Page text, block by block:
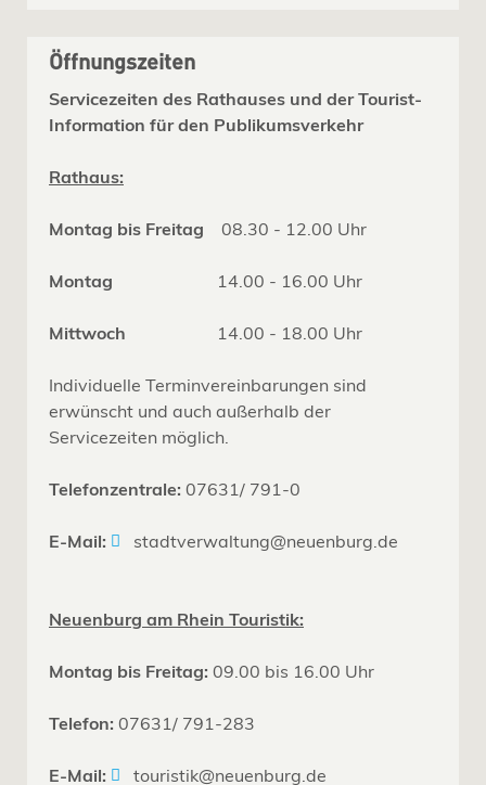
Öffnungszeiten
Servicezeiten des Rathauses und der Tourist-
Information für den Publikumsverkehr
Rathaus:
Montag bis Freitag 08.30 - 12.00 Uhr
Montag 14.00 - 16.00 Uhr
Mittwoch 14.00 - 18.00 Uhr
Individuelle Terminvereinbarungen sind
erwünscht und auch außerhalb der
Servicezeiten möglich.
Telefonzentrale: 07631/ 791-0
E-Mail: stadtverwaltung@neuenburg.de
Neuenburg am Rhein Touristik:
Montag bis Freitag: 09.00 bis 16.00 Uhr
Telefon: 07631/ 791-283
E-Mail: touristik@neuenburg.de